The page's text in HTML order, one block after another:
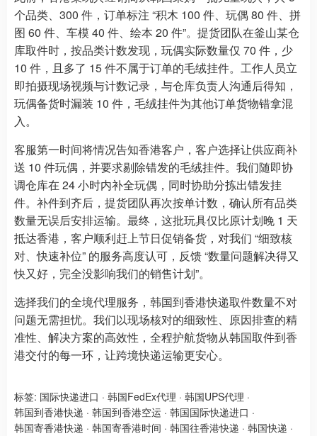
个品类、300 件，订单标注 “积木 100 件、玩偶 80 件、拼
图 60 件、车模 40 件、绘本 20 件”。提货团队在釜山某仓
库取件时，按品类计数发现，玩偶实际数量仅 70 件，少
10 件，且多了 15 件不属于订单的毛绒挂件。工作人员立
即拍摄现场视频与计数记录，与仓库负责人沟通后得知，
玩偶备货时漏装 10 件，毛绒挂件为其他订单货物错拿混
入。
客服第一时间将情况告知香港客户，客户选择让供应商补
送 10 件玩偶，并要求剔除错发的毛绒挂件。我们随即协
调仓库在 24 小时内补全玩偶，同时协助分拣出错发挂
件。补件到齐后，提货团队再次按单计数，确认所有品类
数量无误后安排运输。最终，这批玩具仅比原计划晚 1 天
抵达香港，客户顺利赶上节日促销备货，对我们 “细致核
对、快速补位” 的服务高度认可，反馈 “数量问题解决得又
快又好，完全没影响我们的销售计划”。
选择我们的全境代理服务，韩国到香港快递取件数量不对
问题无需担忧。我们以现场核对的细致性、原因排查的精
准性、解决方案的高效性，全程护航货物从韩国取件到香
港交付的每一环，让跨境快递运输更安心。
标签: 国际快递进口 · 韩国FedEx代理 · 韩国UPS代理 ·
韩国到香港快递 · 韩国到香港空运 · 韩国国际快递进口 ·
韩国寄香港快递 · 韩国寄香港时间 · 韩国往香港快递 · 韩国快递 ·